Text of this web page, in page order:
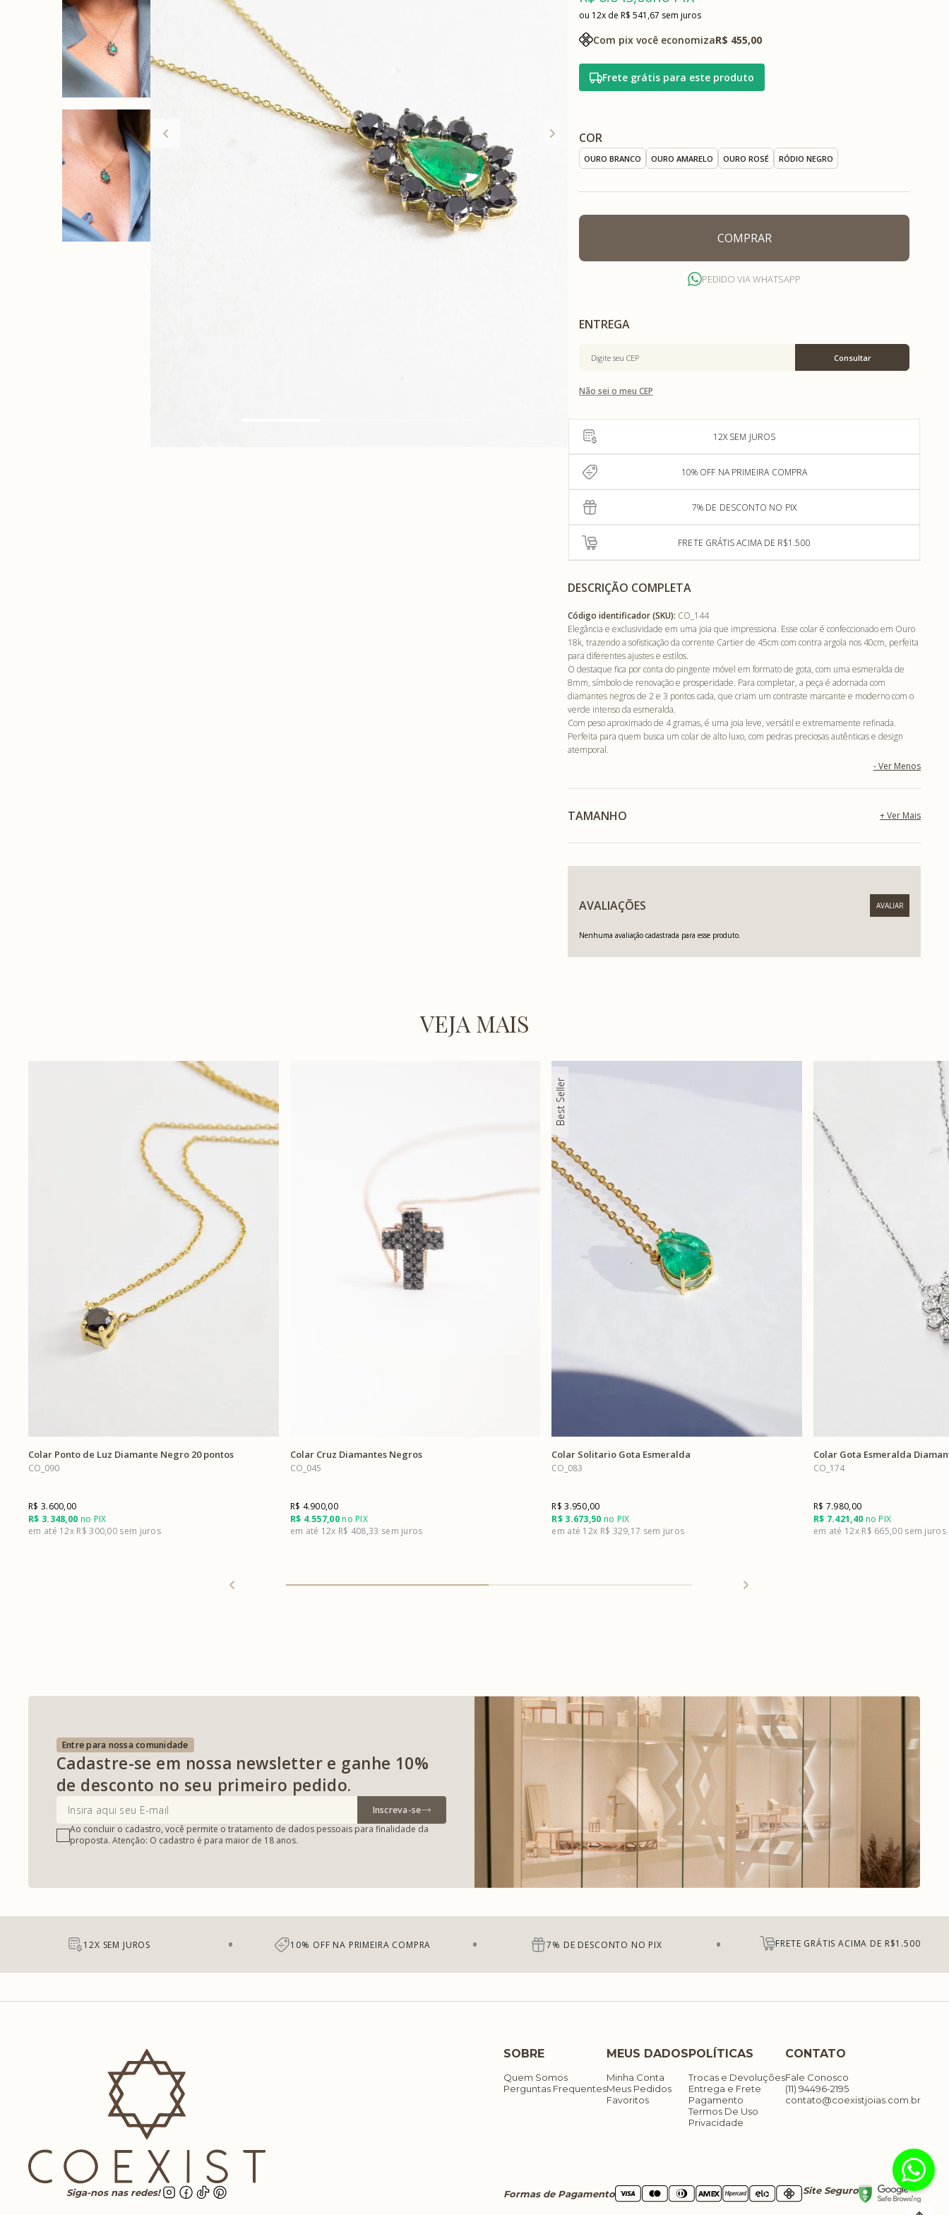
12x R$ 541,67 sem juros
Com pix você economizaR$ 455,00
Frete grátis para este produto
COR
OURO BRANCO OURO AMARELO OURO ROSÉ RÓDIO NEGRO
COMPRAR
PEDIDO VIA WHATSAPP
Não sei o meu CEP
12X SEM JUROS
10% OFF NA PRIMEIRA COMPRA
7% DE DESCONTO NO PIX
FRETE GRÁTIS ACIMA DE R$1.500
DESCRIÇÃO COMPLETA
Código identificador (SKU): CO_144
Elegância e exclusividade em uma joia que impressiona. Esse colar é confeccionado em Ouro
18k, trazendo a sofisticação da corrente Cartier de 45cm com contra argola nos 40cm, perfeita
para diferentes ajustes e estilos.
O destaque fica por conta do pingente móvel em formato de gota, com uma esmeralda de
8mm, símbolo de renovação e prosperidade. Para completar, a peça é adornada com
diamantes negros de 2 e 3 pontos cada, que criam um contraste marcante e moderno com o
verde intenso da esmeralda.
Com peso aproximado de 4 gramas, é uma joia leve, versátil e extremamente refinada.
Perfeita para quem busca um colar de alto luxo, com pedras preciosas autênticas e design
atemporal.
TAMANHO
AVALIAÇÕES
Nenhuma avaliação cadastrada para esse produto.
VEJA MAIS
Colar Ponto de Luz Diamante Negro 20 pontos
CO_090
R$ 3.348,00 no PIX
R$ 3.600,00
12x R$ 300,00
Colar Cruz Diamantes Negros
CO_045
R$ 4.557,00no PIX
R$ 4.900,00
12x R$ 408,33
Best Seller
Colar Solitario Gota Esmeralda
CO_083
R$ 3.673,50 no PIX
R$ 3.950,00
12x R$ 329,17
Colar Gota Esmeralda
CO_174
R$ 7.421,40 no PIX
R$ 7.980,00
12x R$ 665,00
Entre para nossa comunidade
Cadastre-se em nossa newsletter e ganhe 10%
de desconto no seu primeiro pedido.
Inscreva-se
Ao concluir o cadastro, você permite o tratamento de dados pessoais para finalidade da
proposta. Atenção: O cadastro é para maior de 18 anos.
12X SEM JUROS 10% OFF NA PRIMEIRA COMPRA 7% DE DESCONTO NO PIX FRETE GRÁTIS ACIMA DE R$1.500
Siga-nos nas redes!
SOBRE
Quem Somos
Perguntas Frequentes
MEUS DADOS
Minha Conta
Meus Pedidos
Favoritos
POLÍTICAS
Trocas e Devoluções
Entrega e Frete
Pagamento
Termos De Uso
Privacidade
CONTATO
Fale Conosco
(11) 94496-2195
contato@coexistjoias.com.br
Formas de Pagamento Site Seguro